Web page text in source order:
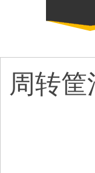
周转